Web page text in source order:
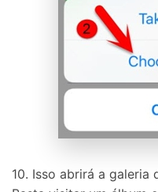
10. Isso abrirá a galeria